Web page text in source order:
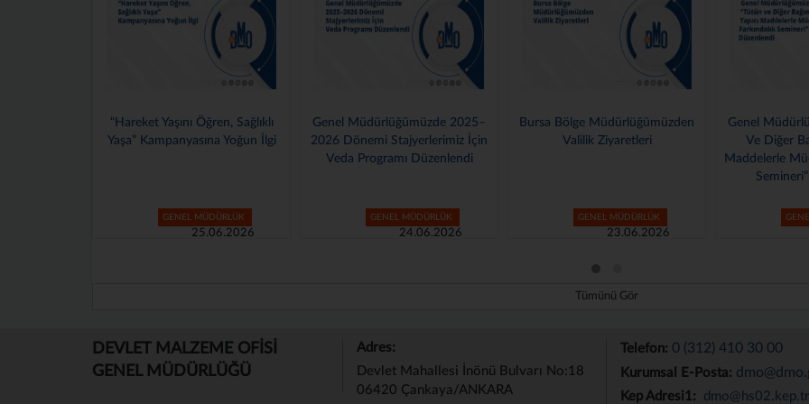
Genel Müdürlüğümüzde 2025–
2026 Dönemi Stajyerlerimiz İçin
GENEL MÜDÜRLÜK
24.06.2026
Bursa Bölge Müdürlüğümüzden
Valilik Ziyaretleri
GENEL MÜDÜRLÜK
23.06.2026
Genel Müdürlüğümüzde “Tütün
Ve Diğer Bağımlılık Yapıcı
GENEL MÜDÜRLÜK
12.06.2026
Tümünü Gör
DEVLET MALZEME OFİSİ
GENEL MÜDÜRLÜĞÜ
Adres:
Devlet Mahallesi İnönü Bulvarı No:18
06420 Çankaya/ANKARA
Telefon: 0 (312) 410 30 00
Kurumsal E-Posta:
Kep Adresi1: dmo@hs02.kep.tr